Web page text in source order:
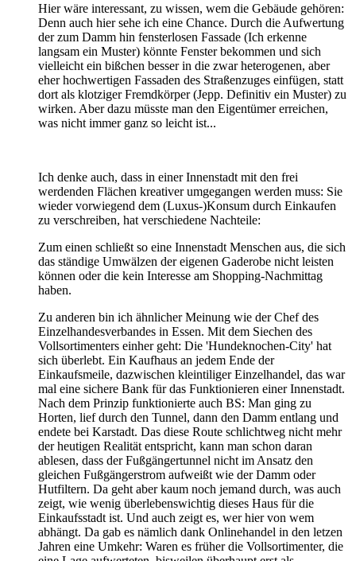
Hier wäre interessant, zu wissen, wem die Gebäude gehören:
Denn auch hier sehe ich eine Chance. Durch die Aufwertung
der zum Damm hin fensterlosen Fassade (Ich erkenne
langsam ein Muster) könnte Fenster bekommen und sich
vielleicht ein bißchen besser in die zwar heterogenen, aber
eher hochwertigen Fassaden des Straßenzuges einfügen, statt
dort als klotziger Fremdkörper (Jepp. Definitiv ein Muster) zu
wirken. Aber dazu müsste man den Eigentümer erreichen,
was nicht immer ganz so leicht ist...
Ich denke auch, dass in einer Innenstadt mit den frei
werdenden Flächen kreativer umgegangen werden muss: Sie
wieder vorwiegend dem (Luxus-)Konsum durch Einkaufen
zu verschreiben, hat verschiedene Nachteile:
Zum einen schließt so eine Innenstadt Menschen aus, die sich
das ständige Umwälzen der eigenen Gaderobe nicht leisten
können oder die kein Interesse am Shopping-Nachmittag
haben.
Zu anderen bin ich ähnlicher Meinung wie der Chef des
Einzelhandesverbandes in Essen. Mit dem Siechen des
Vollsortimenters einher geht: Die 'Hundeknochen-City' hat
sich überlebt. Ein Kaufhaus an jedem Ende der
Einkaufsmeile, dazwischen kleintiliger Einzelhandel, das war
mal eine sichere Bank für das Funktionieren einer Innenstadt.
Nach dem Prinzip funktionierte auch BS: Man ging zu
Horten, lief durch den Tunnel, dann den Damm entlang und
endete bei Karstadt. Das diese Route schlichtweg nicht mehr
der heutigen Realität entspricht, kann man schon daran
ablesen, dass der Fußgängertunnel nicht im Ansatz den
gleichen Fußgängerstrom aufweißt wie der Damm oder
Hutfiltern. Da geht aber kaum noch jemand durch, was auch
zeigt, wie wenig überlebenswichtig dieses Haus für die
Einkaufsstadt ist. Und auch zeigt es, wer hier von wem
abhängt. Da gab es nämlich dank Onlinehandel in den letzen
Jahren eine Umkehr: Waren es früher die Vollsortimenter, die